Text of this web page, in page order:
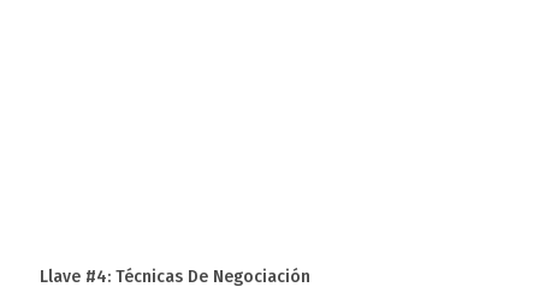
Llave #4: Técnicas De Negociación